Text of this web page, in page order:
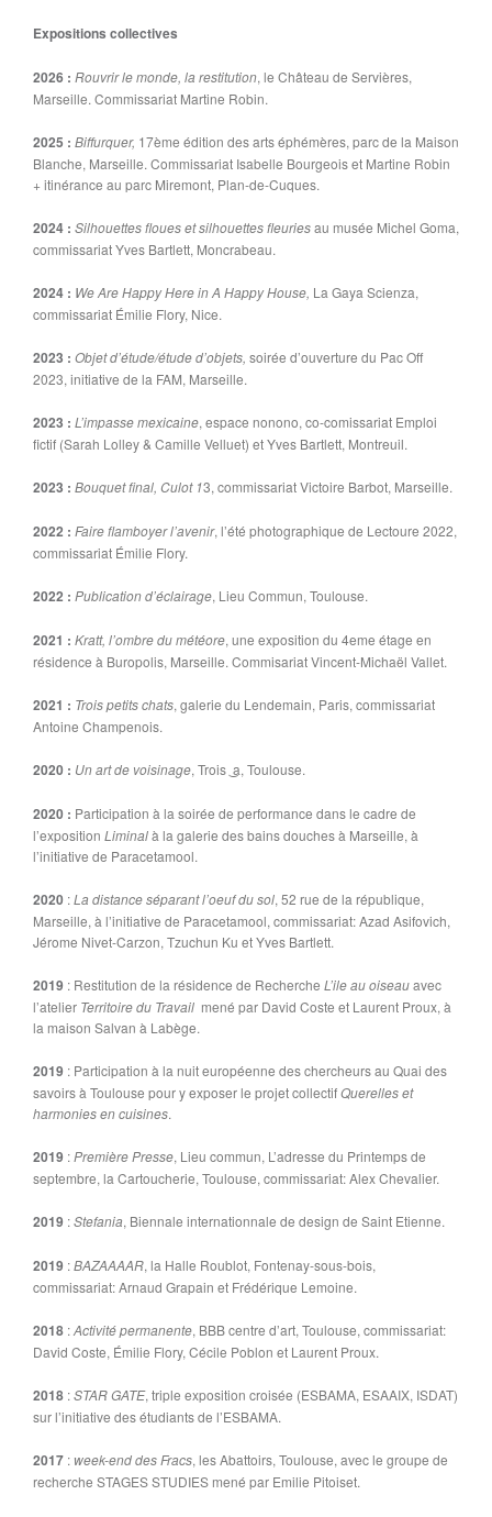
Expositions collectives
2026 : Rouvrir le monde, la restitution, le Château de Servières,
Marseille. Commissariat Martine Robin.
2025 : Biffurquer, 17ème édition des arts éphémères, parc de la Maison
Blanche, Marseille. Commissariat Isabelle Bourgeois et Martine Robin
+ itinérance au parc Miremont, Plan-de-Cuques.
2024 : Silhouettes floues et silhouettes fleuriesau musée Michel Goma,
commissariat Yves Bartlett, Moncrabeau.
2024 : We Are Happy Here in A Happy House, La Gaya Scienza,
commissariat Émilie Flory, Nice.
2023 : Objet d’étude/étude d’objets, soirée d’ouverture du Pac Off
2023, initiative de la FAM, Marseille.
2023 : L’impasse mexicaine, espace nonono, co-comissariat Emploi
fictif (Sarah Lolley & Camille Velluet) et Yves Bartlett, Montreuil.
2023 : Bouquet final, Culot 13, commissariat Victoire Barbot, Marseille.
2022 : Faire flamboyer l’avenir, l’été photographique de Lectoure 2022,
commissariat Émilie Flory.
2022 : Publication d’éclairage, Lieu Commun, Toulouse.
2021 : Kratt, l’ombre du météore, une exposition du 4eme étage en
résidence à Buropolis, Marseille. Commisariat Vincent-Michaël Vallet.
2021 : Trois petits chats, galerie du Lendemain, Paris, commissariat
Antoine Champenois.
2020 : Un art de voisinage, Trois ͜ a, Toulouse.
2020 : Participation à la soirée de performance dans le cadre de
l’exposition Liminalà la galerie des bains douches à Marseille, à
l’initiative de Paracetamool.
2020 :La distance séparant l’oeuf du sol, 52 rue de la république,
Marseille, à l’initiative de Paracetamool, commissariat: Azad Asifovich,
Jérome Nivet-Carzon, Tzuchun Ku et Yves Bartlett.
2019 : Restitution de la résidence de Recherche L’ile au oiseauavec
l’atelier Territoire du Travail mené par David Coste et Laurent Proux, à
la maison Salvan à Labège.
2019 : Participation à la nuit européenne des chercheurs au Quai des
savoirs à Toulouse pour y exposer le projet collectifQuerelles et
harmonies en cuisines.
2019 :Première Presse, Lieu commun, L’adresse du Printemps de
septembre, la Cartoucherie, Toulouse, commissariat: Alex Chevalier.
2019 :Stefania, Biennale internationnale de design de Saint Etienne.
2019 :BAZAAAAR, la Halle Roublot, Fontenay-sous-bois,
commissariat: Arnaud Grapain et Frédérique Lemoine.
2018 :Activité permanente, BBB centre d’art, Toulouse, commissariat:
David Coste, Émilie Flory, Cécile Poblon et Laurent Proux.
2018 :STAR GATE, triple exposition croisée (ESBAMA, ESAAIX, ISDAT)
sur l’initiative des étudiants de l’ESBAMA.
2017 : week-end des Fracs, les Abattoirs, Toulouse, avec le groupe de
recherche STAGES STUDIES mené par Emilie Pitoiset.